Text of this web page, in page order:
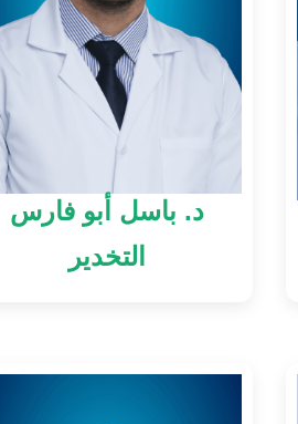
د. باسل أبو فارس
التخدير